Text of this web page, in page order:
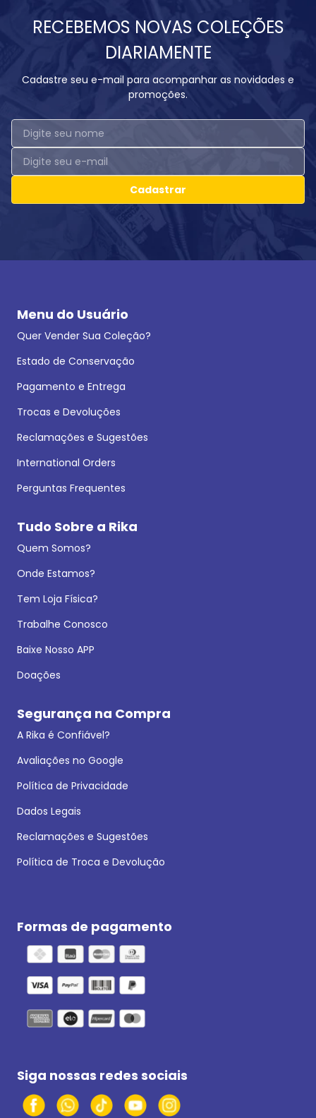
RECEBEMOS NOVAS COLEÇÕES
DIARIAMENTE
Cadastre seu e-mail para acompanhar as novidades e
promoções.
Cadastrar
Menu do Usuário
Quer Vender Sua Coleção?
Estado de Conservação
Pagamento e Entrega
Trocas e Devoluções
Reclamações e Sugestões
International Orders
Perguntas Frequentes
Tudo Sobre a Rika
Quem Somos?
Onde Estamos?
Tem Loja Física?
Trabalhe Conosco
Baixe Nosso APP
Doações
Segurança na Compra
A Rika é Confiável?
Avaliações no Google
Política de Privacidade
Dados Legais
Reclamações e Sugestões
Política de Troca e Devolução
Formas de pagamento
Siga nossas redes sociais